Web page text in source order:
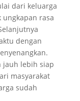
dari keluarga
ungkapan rasa
dengan
jauh lebih siap
masyarakat
sudah